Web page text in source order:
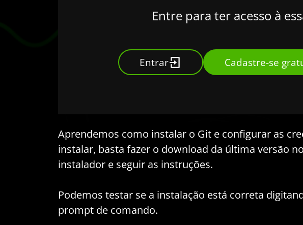
Entre para ter acesso à
Entrar Cadastre-se
Aprendemos como instalar o Git e configurar as
instalar, basta fazer o download da última versão
instalador e seguir as instruções.
Podemos testar se a instalação está correta
prompt de comando.